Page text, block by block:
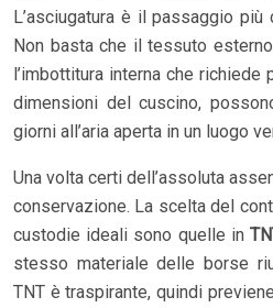
L’asciugatura è il passaggio
Non basta che il tessuto
l’imbottitura interna che
dimensioni del cuscino,
giorni all’aria aperta in un luogo
Una volta certi dell’assoluta
conservazione. La scelta del
custodie ideali sono quelle in
stesso materiale delle borse
TNT è traspirante, quindi